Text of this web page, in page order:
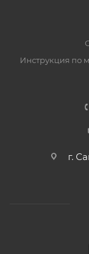
Инструкция по
г.